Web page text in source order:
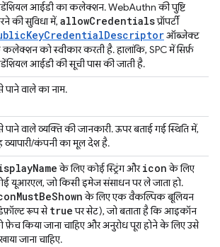
आईडी का कलेक्शन. WebAuthn की पुष्टि
की सुविधा में, allowCredentialsप्रॉपर्टी
ऑब्जेक्ट
को स्वीकार करती है. हालांकि, SPC में सिर्फ़
आईडी की सूची पास की जाती है.
पाने वाले का नाम.
पाने वाले व्यक्ति की जानकारी. ऊपर बताई गई स्थिति में,
व्यापारी/कंपनी का मूल देश है.
Nameके लिए कोई स्ट्रिंग औरiconके लिए
यूआरएल, जो किसी इमेज संसाधन पर ले जाता हो.
MustBeShownके लिए एक वैकल्पिक बूलियन
रूप सेtrueपर सेट), जो बताता है कि आइकॉन
फ़ेच किया जाना चाहिए और अनुरोध पूरा होने के लिए उसे
जाना चाहिए.